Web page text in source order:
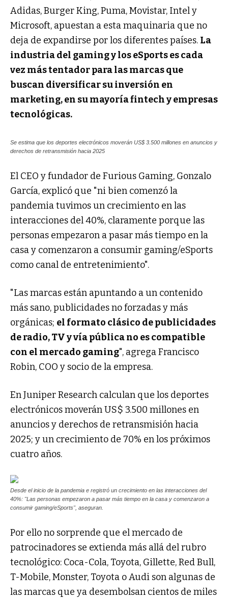
Adidas, Burger King, Puma, Movistar, Intel y
Microsoft, apuestan a esta maquinaria que no
deja de expandirse por los diferentes países. La
industria del gaming y los eSports es cada
vez más tentador para las marcas que
buscan diversificar su inversión en
marketing, en su mayoría fintech y empresas
tecnológicas.
Se estima que los deportes electrónicos moverán US$ 3.500 millones en anuncios y
derechos de retransmisión hacia 2025
El CEO y fundador de Furious Gaming, Gonzalo
García, explicó que "ni bien comenzó la
pandemia tuvimos un crecimiento en las
interacciones del 40%, claramente porque las
personas empezaron a pasar más tiempo en la
casa y comenzaron a consumir gaming/eSports
como canal de entretenimiento".
"Las marcas están apuntando a un contenido
más sano, publicidades no forzadas y más
orgánicas; el formato clásico de publicidades
de radio, TV y vía pública no es compatible
con el mercado gaming", agrega Francisco
Robin, COO y socio de la empresa.
En Juniper Research calculan que los deportes
electrónicos moverán US$ 3.500 millones en
anuncios y derechos de retransmisión hacia
2025; y un crecimiento de 70% en los próximos
cuatro años.
Desde el inicio de la pandemia e registró un crecimiento en las interacciones del
40%: "Las personas empezaron a pasar más tiempo en la casa y comenzaron a
consumir gaming/eSports", aseguran.
Por ello no sorprende que el mercado de
patrocinadores se extienda más allá del rubro
tecnológico: Coca-Cola, Toyota, Gillette, Red Bull,
T-Mobile, Monster, Toyota o Audi son algunas de
las marcas que ya desembolsan cientos de miles